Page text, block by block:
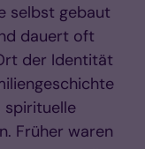
selbst gebaut
dauert oft
der Identität
spirituelle
Früher waren